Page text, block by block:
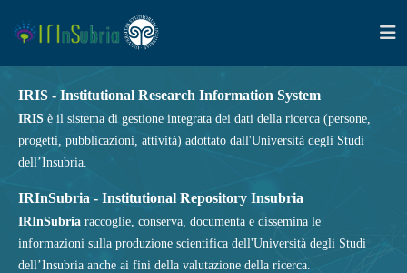
IRIS - Institutional Research Information System
IRIS è il sistema di gestione integrata dei dati della ricerca (persone,
progetti, pubblicazioni, attività) adottato dall'Università degli Studi
dell’Insubria.
IRInSubria - Institutional Repository Insubria
IRInSubria raccoglie, conserva, documenta e dissemina le
informazioni sulla produzione scientifica dell'Università degli Studi
dell’Insubria anche ai fini della valutazione della ricerca.